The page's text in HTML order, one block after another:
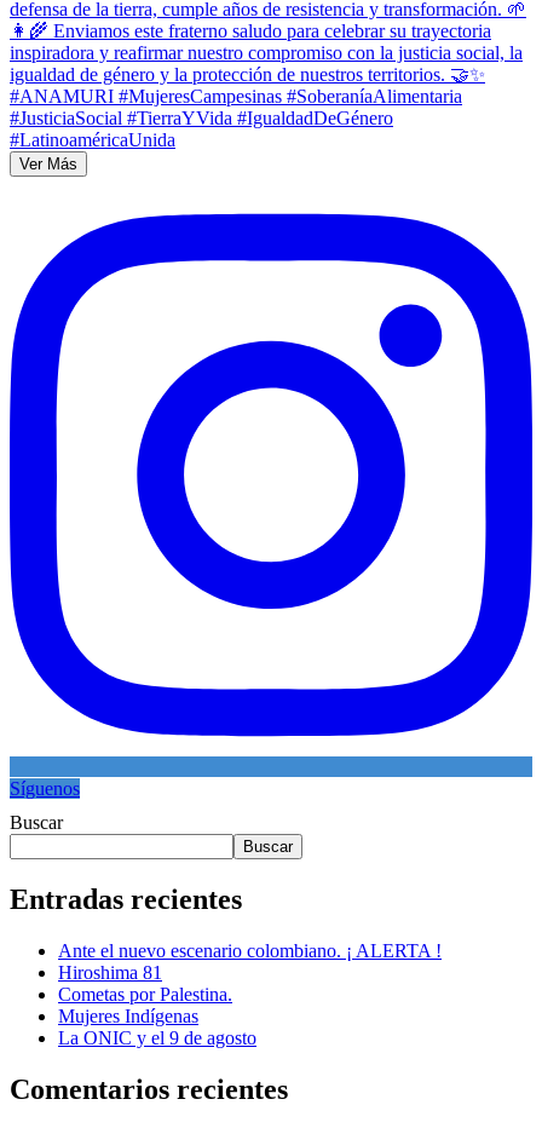
Ver Más
Síguenos
Buscar
Buscar
Entradas recientes
Ante el nuevo escenario colombiano. ¡ ALERTA !
Hiroshima 81
Cometas por Palestina.
Mujeres Indígenas
La ONIC y el 9 de agosto
Comentarios recientes